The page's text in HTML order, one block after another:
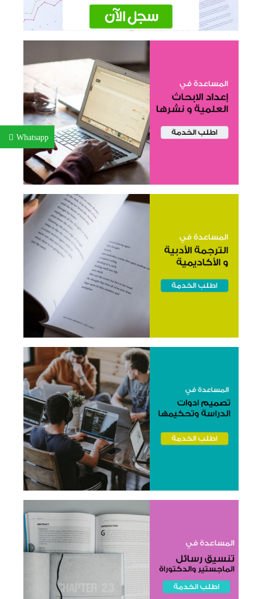
Whatsapp